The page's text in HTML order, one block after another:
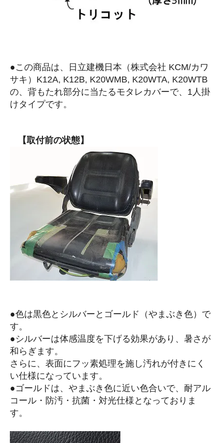
●この商品は、日立建機日本（株式会社 KCM/カワ
サキ）K12A, K12B, K20WMB, K20WTA, K20WTB
の、背もたれ部分に当たるモタレカバーで、1人掛
けタイプです。
【取付前の状態】
●色は黒色とシルバーとゴールド（やまぶき色）で
す。
●シルバーは体感温度を下げる効果があり、暑さが
和らぎます。
さらに、表面にフッ素処理を施し汚れが付きにく
い仕様になっています。
●ゴールドは、やまぶき色に近い色合いで、耐アル
コール・防汚・抗菌・対光仕様となっておりま
す。